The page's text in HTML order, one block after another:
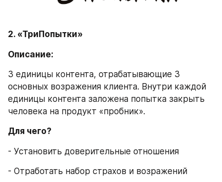
2. «ТриПопытки»
Описание:
3 единицы контента, отрабатывающие 3
основных возражения клиента. Внутри каждой
единицы контента заложена попытка закрыть
человека на продукт «пробник».
Для чего?
- Установить доверительные отношения
- Отработать набор страхов и возражений